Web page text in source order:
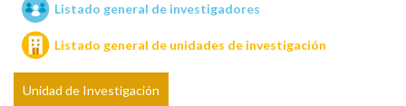
Unidades de investigación
Listado general de investigadores
Listado general de unidades de investigación
Unidad de Investigación